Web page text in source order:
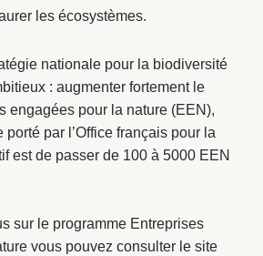
les écosystèmes.
nationale pour la biodiversité
: augmenter fortement le
engagées pour la nature (EEN),
par l’Office français pour la
est de passer de 100 à 5000 EEN
sur le programme Entreprises
vous pouvez consulter le site